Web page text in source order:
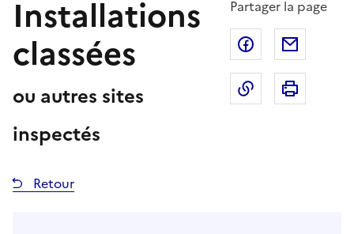
Installations
classées
ou autres sites
inspectés
Partager la page
Partager sur
Copier dans
Retour